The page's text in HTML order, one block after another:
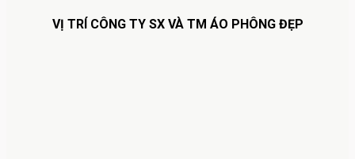
VỊ TRÍ CÔNG TY SX VÀ TM ÁO PHÔNG ĐẸP